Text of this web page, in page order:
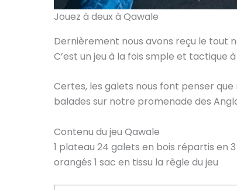
Jouez à deux à Qawale
Dernièrement nous avons reçu le tout
C’est un jeu à la fois smple et tactique à
Certes, les galets nous font penser
balades sur notre promenade des
Contenu du jeu Qawale
1 plateau 24 galets en bois répartis en
orangés 1 sac en tissu la règle du jeu